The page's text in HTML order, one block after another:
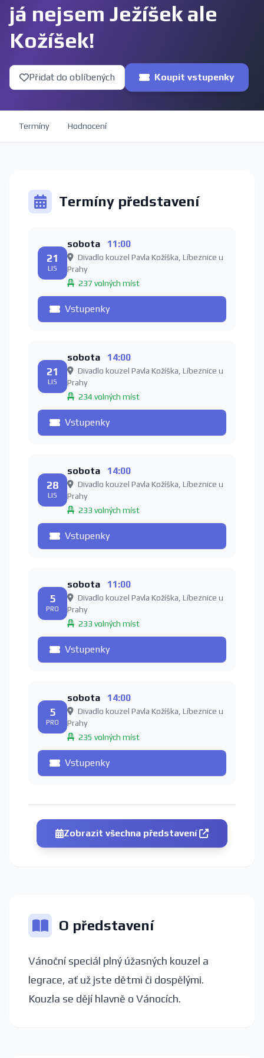
já nejsem Ježíšek ale
Kožíšek!
Přidat do oblíbených Koupit vstupenky
Termíny Hodnocení
Termíny představení
21
LIS
sobota 11:00
Divadlo kouzel Pavla Kožíška, Líbeznice u
Prahy
237 volných míst
Vstupenky
21
LIS
sobota 14:00
Divadlo kouzel Pavla Kožíška, Líbeznice u
Prahy
234 volných míst
Vstupenky
28
LIS
sobota 14:00
Divadlo kouzel Pavla Kožíška, Líbeznice u
Prahy
233 volných míst
Vstupenky
5
PRO
sobota 11:00
Divadlo kouzel Pavla Kožíška, Líbeznice u
Prahy
233 volných míst
Vstupenky
5
PRO
sobota 14:00
Divadlo kouzel Pavla Kožíška, Líbeznice u
Prahy
235 volných míst
Vstupenky
Zobrazit všechna představení
O představení
Vánoční speciál plný úžasných kouzel a
legrace, ať už jste dětmi či dospělými.
Kouzla se dějí hlavně o Vánocích.